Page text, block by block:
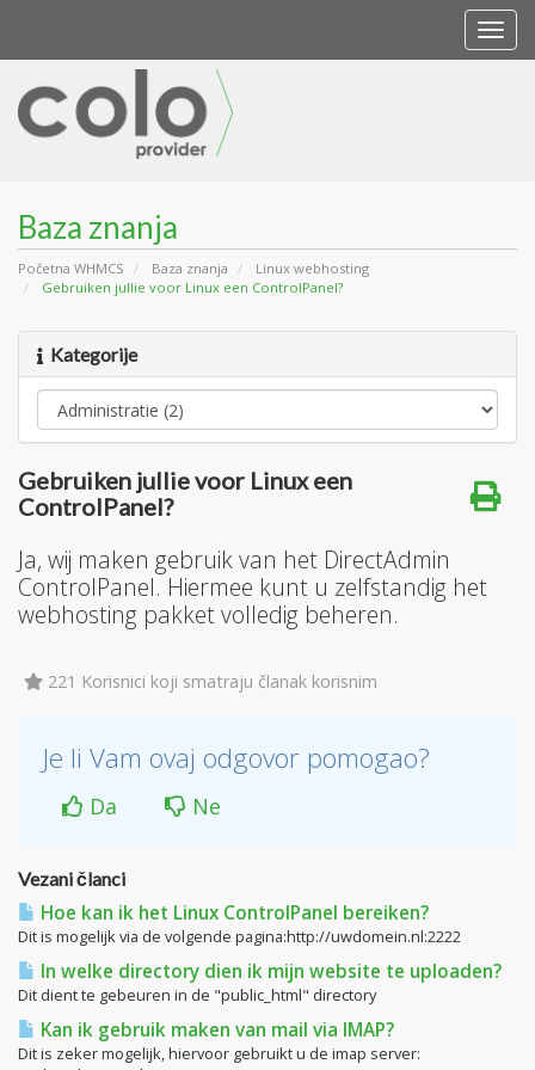
Baza znanja
Početna WHMCS Baza znanja
Linux webhosting
Gebruiken jullie voor Linux een ControlPanel?
Kategorije
Gebruiken jullie voor Linux een
ControlPanel?
Ja, wij maken gebruik van het DirectAdmin
ControlPanel. Hiermee kunt u zelfstandig het
webhosting pakket volledig beheren.
221 Korisnici koji smatraju članak korisnim
Je li Vam ovaj odgovor pomogao?
Da Ne
Vezani članci
Hoe kan ik het Linux ControlPanel bereiken?
Dit is mogelijk via de volgende pagina:http://uwdomein.nl:2222
In welke directory dien ik mijn website te uploaden?
Dit dient te gebeuren in de "public_html" directory
Kan ik gebruik maken van mail via IMAP?
Dit is zeker mogelijk, hiervoor gebruikt u de imap server: